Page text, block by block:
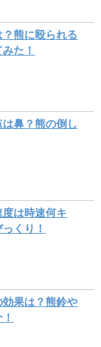
熊に殴られる
た！
鼻？熊の倒し
は時速何キ
くり！
果は？熊鈴や